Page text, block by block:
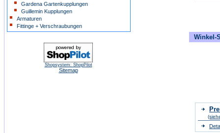
Gardena Gartenkupplungen
Guillemin Kupplungen
Armaturen
Fittinge + Verschraubungen
Shopsystem: ShopPilot
Sitemap
Winkel-